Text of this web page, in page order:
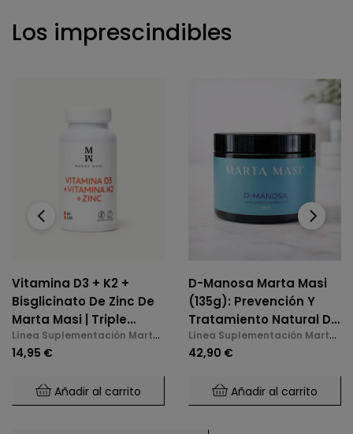
Los imprescindibles
Vitamina D3 + K2 +
Bisglicinato De Zinc De
Marta Masi | Triple
Acción: Huesos,
Inmunidad Y Bienestar
Línea Suplementación Marta
Masi
14,95 €
Añadir al carrito
D-Manosa Marta Masi
(135g): Prevención Y
Tratamiento Natural De
La Cistitis E Infecciones
De Orina
Línea Suplementación Marta
Masi
42,90 €
Añadir al carrito
‹ ›